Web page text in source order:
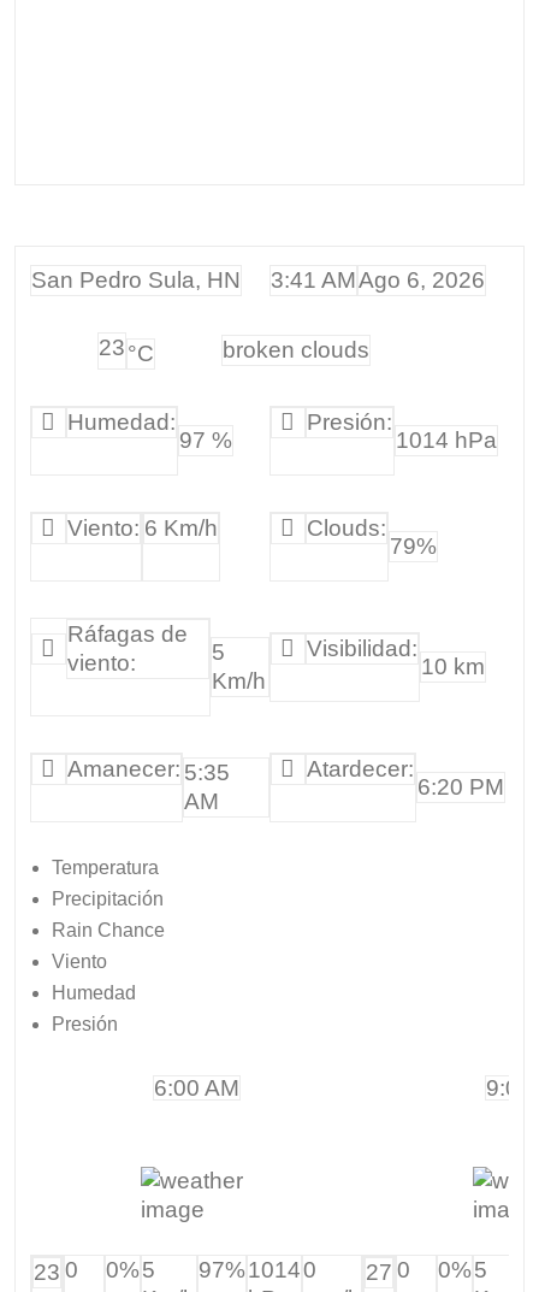
San Pedro Sula, HN 3:41 AMAgo 6, 2026
23°C broken clouds
Humedad:
97 %
Presión:
1014 hPa
Viento: 6 Km/h Clouds:
79%
Ráfagas de
viento:
5
Km/h
Visibilidad:
10 km
Amanecer: 5:35
AM
Atardecer:
6:20 PM
Temperatura
Precipitación
Rain Chance
Viento
Humedad
Presión
6:00 AM
23 0
0%5
97%10140
9:00
27 0
0%5